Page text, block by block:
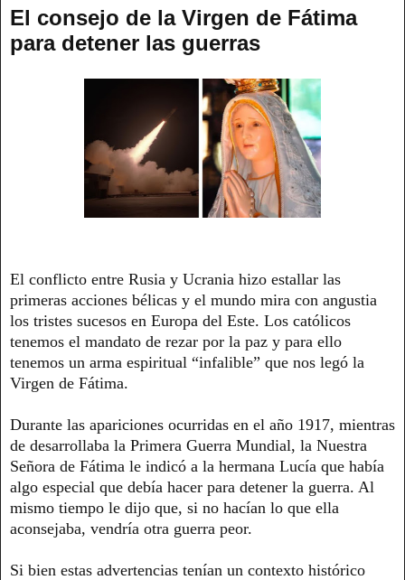
El consejo de la Virgen de Fátima
para detener las guerras
El conflicto entre Rusia y Ucrania hizo estallar las
primeras acciones bélicas y el mundo mira con angustia
los tristes sucesos en Europa del Este. Los católicos
tenemos el mandato de rezar por la paz y para ello
tenemos un arma espiritual “infalible” que nos legó la
Virgen de Fátima.
Durante las apariciones ocurridas en el año 1917, mientras
de desarrollaba la Primera Guerra Mundial, la Nuestra
Señora de Fátima le indicó a la hermana Lucía que había
algo especial que debía hacer para detener la guerra. Al
mismo tiempo le dijo que, si no hacían lo que ella
aconsejaba, vendría otra guerra peor.
Si bien estas advertencias tenían un contexto histórico